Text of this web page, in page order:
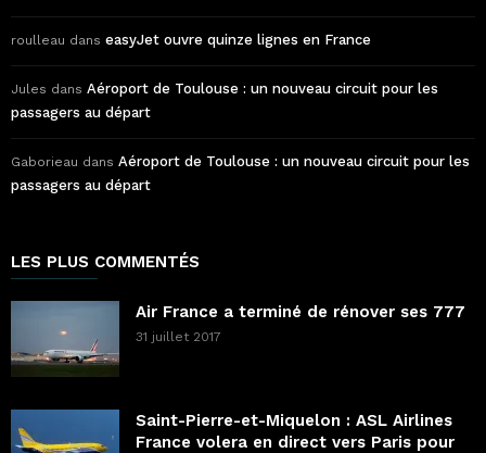
roulleau dans easyJet ouvre quinze lignes en France
Jules dans Aéroport de Toulouse : un nouveau circuit pour les
passagers au départ
Gaborieau dans Aéroport de Toulouse : un nouveau circuit pour les
passagers au départ
LES PLUS COMMENTÉS
Air France a terminé de rénover ses 777
31 juillet 2017
Saint-Pierre-et-Miquelon : ASL Airlines
France volera en direct vers Paris pour